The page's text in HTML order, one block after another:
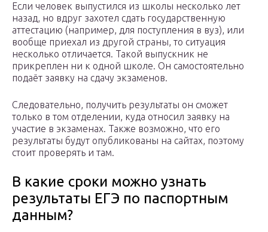
Если человек выпустился из школы несколько лет
назад, но вдруг захотел сдать государственную
аттестацию (например, для поступления в вуз), или
вообще приехал из другой страны, то ситуация
несколько отличается. Такой выпускник не
прикреплен ни к одной школе. Он самостоятельно
подаёт заявку на сдачу экзаменов.
Следовательно, получить результаты он сможет
только в том отделении, куда относил заявку на
участие в экзаменах. Также возможно, что его
результаты будут опубликованы на сайтах, поэтому
стоит проверять и там.
В какие сроки можно узнать
результаты ЕГЭ по паспортным
данным?